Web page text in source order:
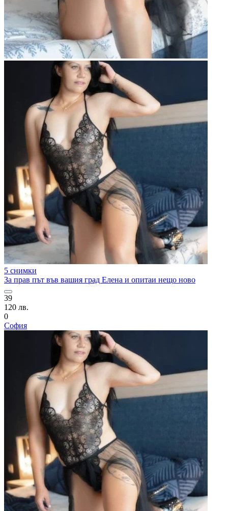
5 снимки
За прав път във вашия град Елена и опитаи нещо ново
39
120 лв.
0
София